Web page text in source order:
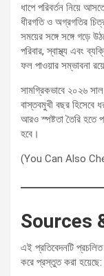
ধাপে পরিবর্তন নিয়ে
ধীরগতি ও অগ্রগতির
সময়ের সঙ্গে সঙ্গে গড়ে
পরিবার, স্বাস্থ্য এবং
ফল পাওয়ার সম্ভাবনা
সামগ্রিকভাবে ২০২৬
বাস্তবমুখী বছর হিসেবে
আরও স্পষ্টতা তৈরি হতে
হবে।
(You Can Also
Sources
এই প্রতিবেদনটি
করে প্রস্তুত করা হয়েছে: